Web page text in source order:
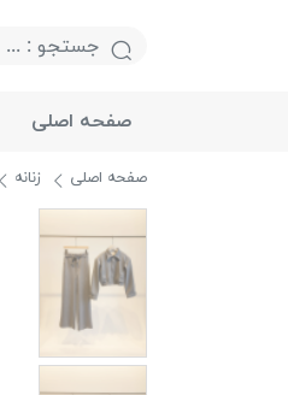
صفحه اصلی
صفحه اصلی زنانه